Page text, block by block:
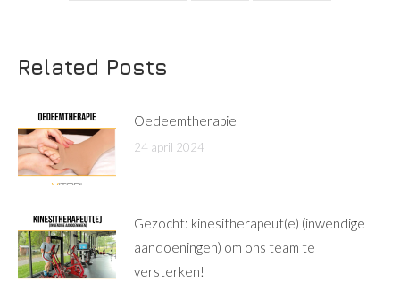
Related Posts
Oedeemtherapie
24 april 2024
Gezocht: kinesitherapeut(e) (inwendige
aandoeningen) om ons team te
versterken!